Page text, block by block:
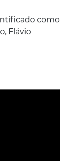
como
Flávio